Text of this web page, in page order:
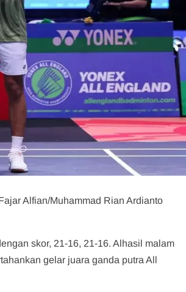
Alfian/Muhammad Rian Ardianto
skor, 21-16, 21-16. Alhasil malam
gelar juara ganda putra All